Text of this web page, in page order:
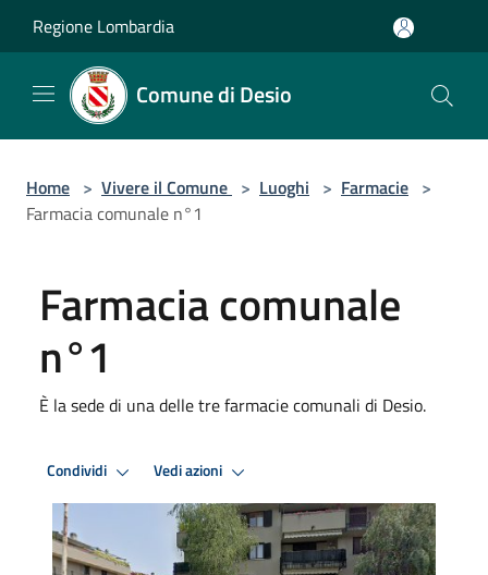
Regione Lombardia
Comune di Desio
Home > Vivere il Comune > Luoghi > Farmacie >
Farmacia comunale n°1
Farmacia comunale
n°1
È la sede di una delle tre farmacie comunali di Desio.
Condividi Vedi azioni